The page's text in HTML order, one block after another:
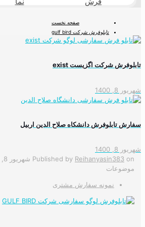
صفحه نخست
تابلوفرش شرکت gulf bird
تابلوفرش شرکت اگزیست exist
شهریور 8, 1400
سفارش تابلوفرش دانشکاه صلاح الدین اربیل
شهریور 8, 1400
Published by Reihanyasin383 on
شهریور 8, 1400
موضوعات
نمونه سفارش مشتری